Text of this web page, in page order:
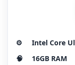
⚙️
Intel Core
🧠
16GB RAM